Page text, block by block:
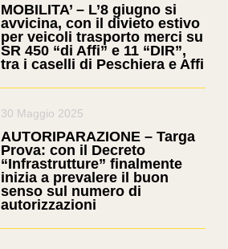
MOBILITA’ – L’8 giugno si
avvicina, con il divieto estivo
per veicoli trasporto merci su
SR 450 “di Affi” e 11 “DIR”,
tra i caselli di Peschiera e Affi
30 Maggio 2025
AUTORIPARAZIONE – Targa
Prova: con il Decreto
“Infrastrutture” finalmente
inizia a prevalere il buon
senso sul numero di
autorizzazioni